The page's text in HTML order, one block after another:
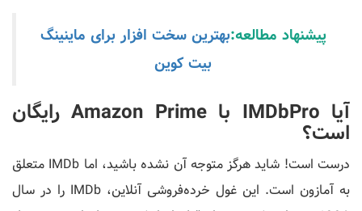
پیشنهاد مطالعه:بهترین سخت افزار برای ماینینگ
بیت کوین
آیا IMDbPro با Amazon Prime رایگان
است؟
درست است! شاید هرگز متوجه آن نشده باشید، اما IMDb متعلق
به آمازون است. این غول خرده‌فروشی آنلاین، IMDb را در سال